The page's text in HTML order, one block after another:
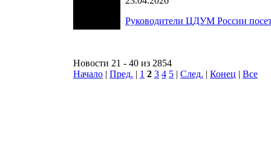
Руководители ЦДУМ России
Новости 21 - 40 из 2854
Начало | Пред. | 1 2 3 4 5 | След. | Конец | Все